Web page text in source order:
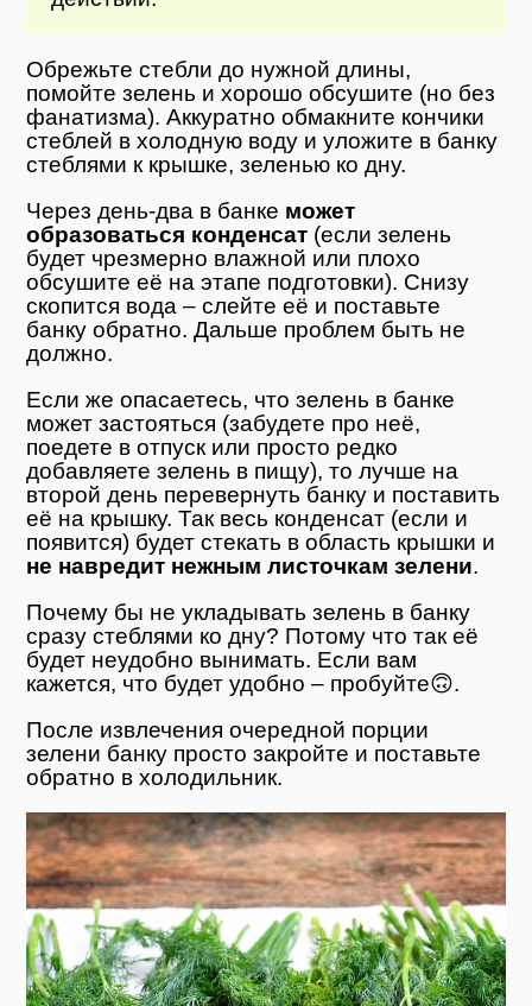
Обрежьте стебли до нужной длины,
помойте зелень и хорошо обсушите (но без
фанатизма). Аккуратно обмакните кончики
стеблей в холодную воду и уложите в банку
стеблями к крышке, зеленью ко дну.
Через день-два в банке может
образоваться конденсат (если зелень
будет чрезмерно влажной или плохо
обсушите её на этапе подготовки). Снизу
скопится вода – слейте её и поставьте
банку обратно. Дальше проблем быть не
должно.
Если же опасаетесь, что зелень в банке
может застояться (забудете про неё,
поедете в отпуск или просто редко
добавляете зелень в пищу), то лучше на
второй день перевернуть банку и поставить
её на крышку. Так весь конденсат (если и
появится) будет стекать в область крышки и
не навредит нежным листочкам зелени.
Почему бы не укладывать зелень в банку
сразу стеблями ко дну? Потому что так её
будет неудобно вынимать. Если вам
кажется, что будет удобно – пробуйте🙃.
После извлечения очередной порции
зелени банку просто закройте и поставьте
обратно в холодильник.